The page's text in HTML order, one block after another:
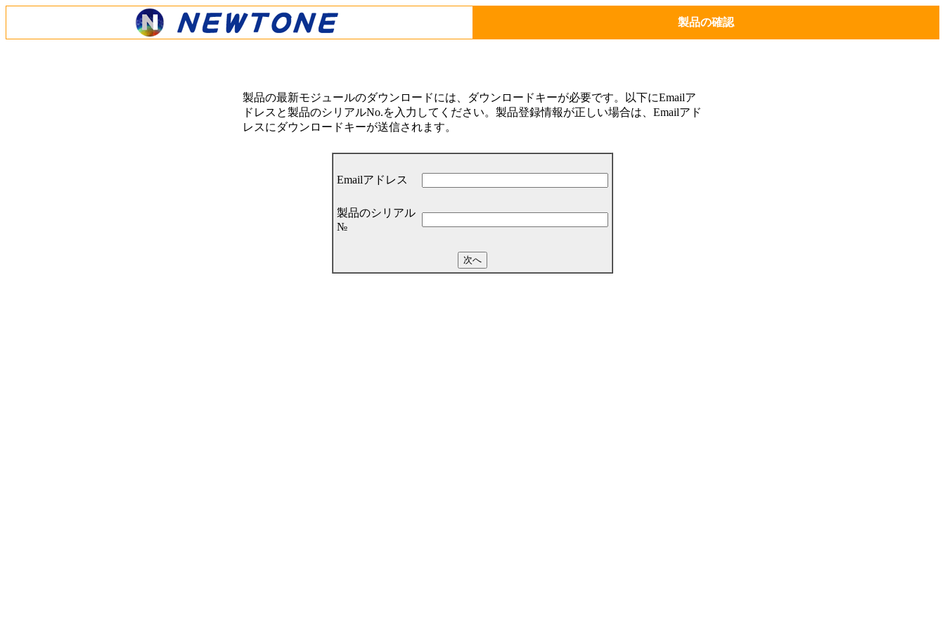
製品の確認
製品の最新モジュールのダウンロードには、ダウンロードキーが必要です。以下にEmailア
ドレスと製品のシリアルNo.を入力してください。製品登録情報が正しい場合は、Emailアド
レスにダウンロードキーが送信されます。
Emailアドレス
製品のシリアル
№